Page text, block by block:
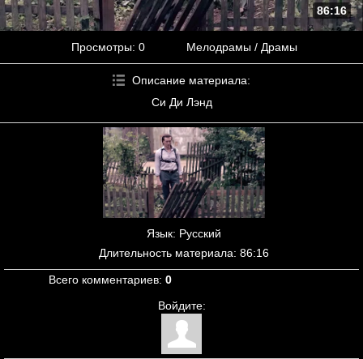
86:16
Просмотры: 0 Мелодрамы / Драмы
Описание материала:
Си Ди Лэнд
Язык: Русский
Длительность материала: 86:16
Всего комментариев: 0
Войдите: